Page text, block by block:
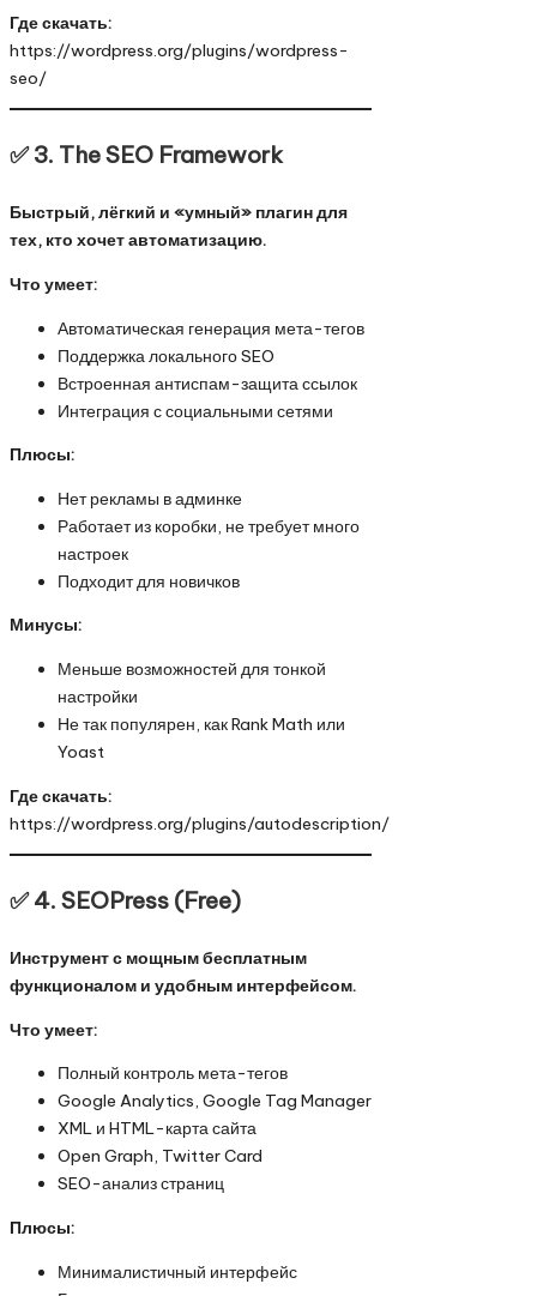
Где скачать:
https://wordpress.org/plugins/wordpress-
seo/
✅ 3. The SEO Framework
Быстрый, лёгкий и «умный» плагин для
тех, кто хочет автоматизацию.
Что умеет:
Автоматическая генерация мета-тегов
Поддержка локального SEO
Встроенная антиспам-защита ссылок
Интеграция с социальными сетями
Плюсы:
Нет рекламы в админке
Работает из коробки, не требует много
настроек
Подходит для новичков
Минусы:
Меньше возможностей для тонкой
настройки
Не так популярен, как Rank Math или
Yoast
Где скачать:
https://wordpress.org/plugins/autodescription/
✅ 4. SEOPress (Free)
Инструмент с мощным бесплатным
функционалом и удобным интерфейсом.
Что умеет:
Полный контроль мета-тегов
Google Analytics, Google Tag Manager
XML и HTML-карта сайта
Open Graph, Twitter Card
SEO-анализ страниц
Плюсы:
Минималистичный интерфейс